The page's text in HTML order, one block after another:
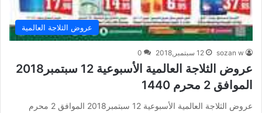
عروض الثلاجة العالمية
sozan w 12 سبتمبر,2018 0
عروض الثلاجة العالمية الأسبوعية 12 سبتمبر2018
الموافق 2 محرم 1440
عروض الثلاجة العالمية الأسبوعية 12 سبتمبر2018 الموافق 2 محرم